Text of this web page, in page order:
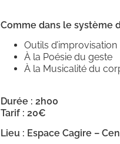
Comme dans le système
Outils d’improvisation
À la Poésie du geste
À la Musicalité du
Durée : 2h00
Tarif : 20€
Lieu : Espace Cagire –